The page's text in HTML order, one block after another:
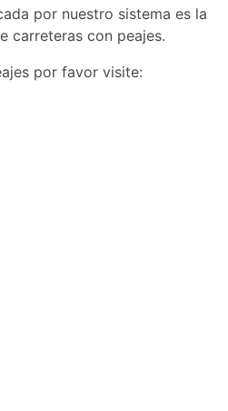
por nuestro sistema es la
carreteras con peajes.
por favor visite: